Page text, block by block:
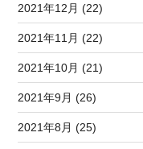
2021年12月 (22)
2021年11月 (22)
2021年10月 (21)
2021年9月 (26)
2021年8月 (25)